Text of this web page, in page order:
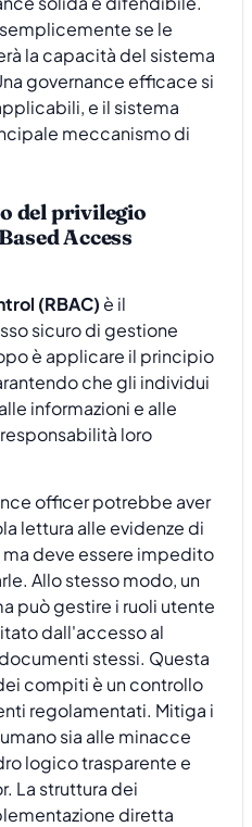
se le
la capacità del sistema
governance efficace si
e il sistema
meccanismo di
del privilegio
Access
(RBAC) è il
sicuro di gestione
è applicare il principio
che gli individui
informazioni e alle
loro
officer potrebbe aver
lettura alle evidenze di
deve essere impedito
Allo stesso modo, un
può gestire i ruoli utente
dall'accesso al
stessi. Questa
compiti è un controllo
regolamentati. Mitiga i
sia alle minacce
logico trasparente e
La struttura dei
diretta